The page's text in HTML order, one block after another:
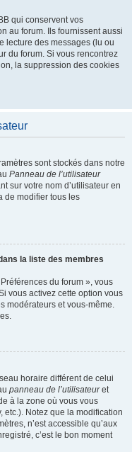
qui conservent vos
au forum. Ils fournissent aussi
lecture des messages (lu ou
du forum. Si vous rencontrez
la suppression des cookies
sont stockés dans notre
Panneau de l’utilisateur
sur votre nom d’utilisateur en
de modifier tous les
la liste des membres
du forum », vous
vous activez cette option vous
modérateurs et vous-même.
horaire différent de celui
panneau de l’utilisateuret
à la zone où vous vous
etc.). Notez que la modification
n’est accessible qu’aux
c’est le bon moment